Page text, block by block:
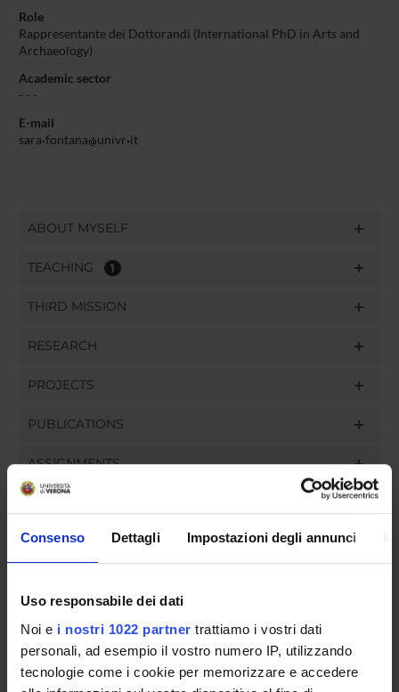
Consenso Dettagli Impostazioni degli annunci
Uso responsabile dei dati
Noi e i nostri 1022 partner trattiamo i vostri dati
personali, ad esempio il vostro numero IP, utilizzando
tecnologie come i cookie per memorizzare e accedere
Role
Rappresentante dei Dottorandi (International PhD in Arts and
Archaeology)
Academic sector
- - -
E-mail
sara fontana univr it
ABOUT MYSELF
TEACHING 1
THIRD MISSION
RESEARCH
PROJECTS
PUBLICATIONS
ASSIGNMENTS
ORGANISATION
GOVERNANCE
COMMITTEES
DEPARTMENT ADMINISTRATION OFFICES